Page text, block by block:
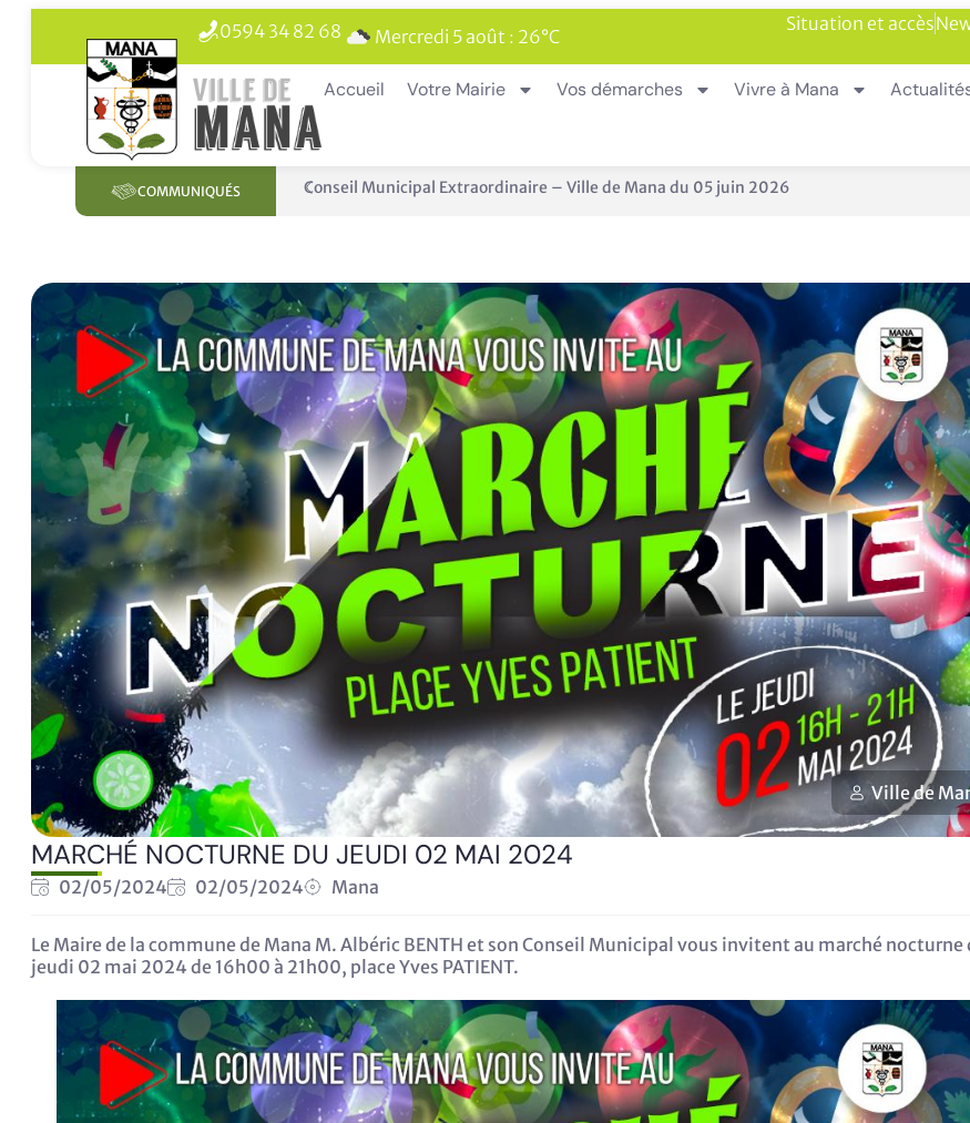
0594 34 82 68 Mercredi 5 août : 26°C
Situation et accès
Accueil Votre Mairie Vos démarches Vivre à Mana
COMMUNIQUÉS Panne des réseaux Orange sur le territoire de Mana
Ville de
MARCHÉ NOCTURNE DU JEUDI 02 MAI 2024
02/05/2024 02/05/2024 Mana
Le Maire de la commune de Mana M. Albéric BENTH et son Conseil Municipal vous invitent au marché nocturne
jeudi 02 mai 2024 de 16h00 à 21h00, place Yves PATIENT.
En 1 clic
Livret de Famille
En 1 clic
Urbanisme